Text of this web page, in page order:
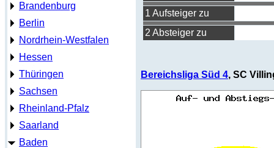
Brandenburg
Berlin
Nordrhein-Westfalen
Hessen
Thüringen
Sachsen
Rheinland-Pfalz
Saarland
Baden
1 Aufsteiger zu
2 Absteiger zu
Bereichsliga Süd 4, SC